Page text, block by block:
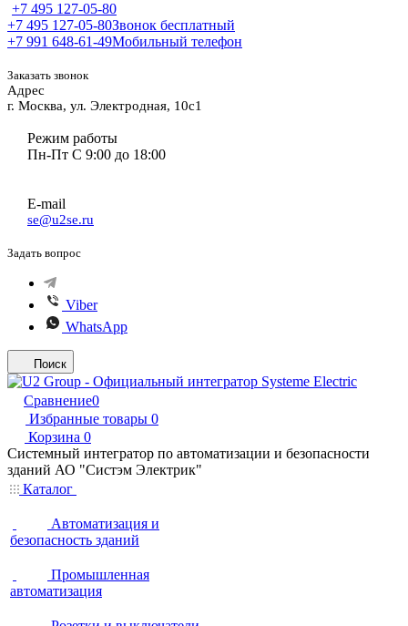
+7 495 127-05-80
+7 495 127-05-80Звонок бесплатный
+7 991 648-61-49Мобильный телефон
Заказать звонок
Адрес
г. Москва, ул. Электродная, 10с1
Режим работы
Пн-Пт С 9:00 до 18:00
E-mail
se@u2se.ru
Задать вопрос
Viber
WhatsApp
Поиск
Сравнение0
Избранные товары 0
Корзина 0
Системный интегратор по автоматизации и безопасности
зданий АО "Систэм Электрик"
Каталог
Автоматизация и
безопасность зданий
Промышленная
автоматизация